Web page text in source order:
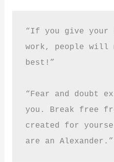
“If you give your
work, people will
best!”
“Fear and doubt
you. Break free
created for
are an Alexander.”